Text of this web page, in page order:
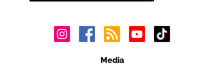
Media